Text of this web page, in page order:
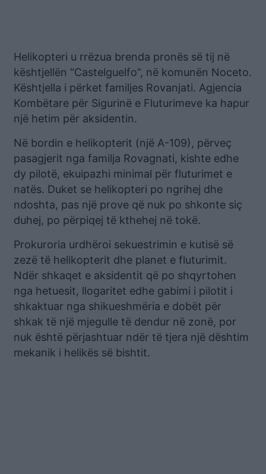
Helikopteri u rrëzua brenda pronës së tij në
kështjellën “Castelguelfo”, në komunën Noceto.
Kështjella i përket familjes Rovanjati. Agjencia
Kombëtare për Sigurinë e Fluturimeve ka hapur
një hetim për aksidentin.
Në bordin e helikopterit (një A-109), përveç
pasagjerit nga familja Rovagnati, kishte edhe
dy pilotë, ekuipazhi minimal për fluturimet e
natës. Duket se helikopteri po ngrihej dhe
ndoshta, pas një prove që nuk po shkonte siç
duhej, po përpiqej të kthehej në tokë.
Prokuroria urdhëroi sekuestrimin e kutisë së
zezë të helikopterit dhe planet e fluturimit.
Ndër shkaqet e aksidentit që po shqyrtohen
nga hetuesit, llogaritet edhe gabimi i pilotit i
shkaktuar nga shikueshmëria e dobët për
shkak të një mjegulle të dendur në zonë, por
nuk është përjashtuar ndër të tjera një dështim
mekanik i helikës së bishtit.